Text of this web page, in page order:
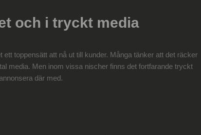
och i tryckt media
toppensätt att nå ut till kunder. Många tänker att det räcker
media. Men inom vissa nischer finns det fortfarande tryckt
där med.